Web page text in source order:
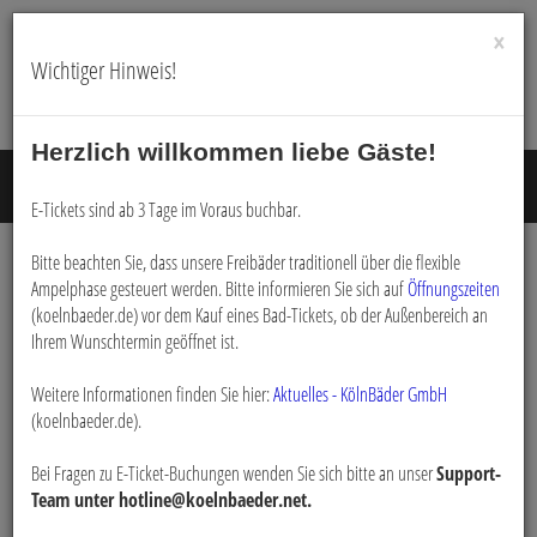
Buchen
×
Wichtiger Hinweis!
Herzlich willkommen liebe Gäste!
E-Tickets sind ab 3 Tage im Voraus buchbar.
Bitte beachten Sie, dass unsere Freibäder traditionell über die flexible
Ampelphase gesteuert werden. Bitte informieren Sie sich aufÖffnungszeiten
(koelnbaeder.de) vor dem Kauf eines Bad-Tickets, ob der Außenbereich an
Ihrem Wunschtermin geöffnet ist.
Weitere Informationen finden Sie hier:Aktuelles - KölnBäder GmbH
(koelnbaeder.de).
Bei Fragen zu E-Ticket-Buchungen wenden Sie sich bitte an unserSupport-
Team unter hotline@koelnbaeder.net.